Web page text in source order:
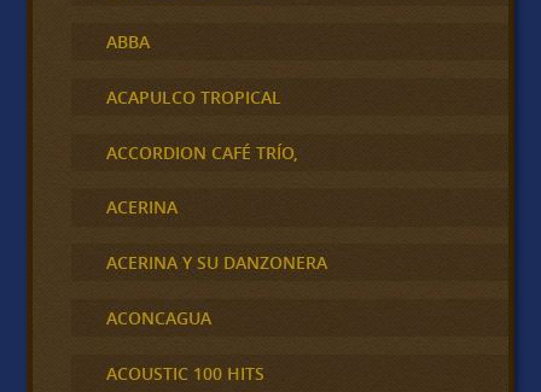
ABBA
ACAPULCO TROPICAL
ACCORDION CAFÉ TRÍO,
ACERINA
ACERINA Y SU DANZONERA
ACONCAGUA
ACOUSTIC 100 HITS